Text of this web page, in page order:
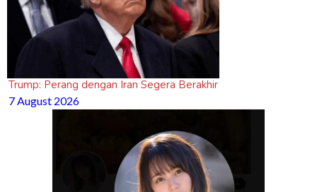
Trump: Perang dengan Iran Segera Berakhir
7 August 2026